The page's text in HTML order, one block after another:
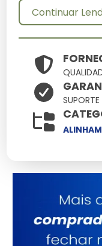
Desenvolvido para
item integra
Suporte
Continuar